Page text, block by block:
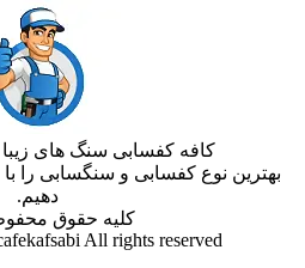
کافه کفسابی سنگ های زیبا
بهترین نوع کفسابی و سنگسابی را
دهیم.
کلیه حقوق
All rights reserved